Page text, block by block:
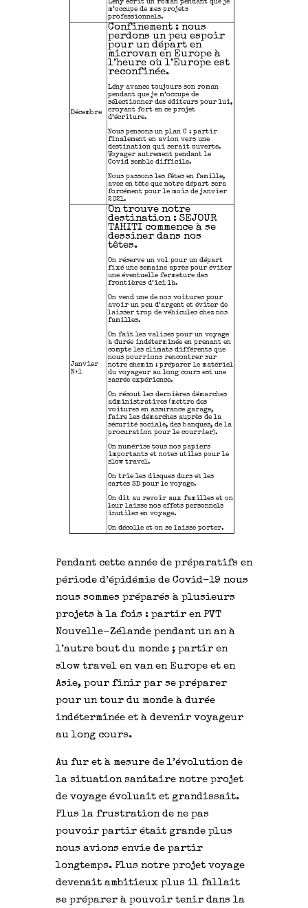
Lény écrit un roman pendant que je
m’occupe de mes projets
professionnels.
Décembre
Confinement : nous
perdons un peu espoir
pour un départ en
microvan en Europe à
l’heure où l’Europe est
reconfinée.
Lény avance toujours son roman
pendant que je m’occupe de
sélectionner des éditeurs pour lui,
croyant fort en ce projet
d’écriture.
Nous pensons un plan C : partir
finalement en avion vers une
destination qui serait ouverte.
Voyager autrement pendant le
Covid semble difficile.
Nous passons les fêtes en famille,
avec en tête que notre départ sera
forcément pour le mois de janvier
2021.
Janvier
N+1
On trouve notre
destination : SEJOUR
TAHITI commence à se
dessiner dans nos
têtes.
On réserve un vol pour un départ
fixé une semaine après pour éviter
une éventuelle fermeture des
frontières d’ici là.
On vend une de nos voitures pour
avoir un peu d’argent et éviter de
laisser trop de véhicules chez nos
familles.
On fait les valises pour un voyage
à durée indéterminée en prenant en
compte les climats différents que
nous pourrions rencontrer sur
notre chemin : préparer le matériel
du voyageur au long cours est une
sacrée expérience.
On résout les dernières démarches
administratives (mettre des
voitures en assurance garage,
faire les démarches auprès de la
sécurité sociale, des banques, de la
procuration pour le courrier).
On numérise tous nos papiers
importants et notes utiles pour le
slow travel.
On trie les disques durs et les
cartes SD pour le voyage.
On dit au revoir aux familles et on
leur laisse nos effets personnels
inutiles en voyage.
On décolle et on se laisse porter.
Pendant cette année de préparatifs en
période d’épidémie de Covid-19 nous
nous sommes préparés à plusieurs
projets à la fois : partir en PVT
Nouvelle-Zélande pendant un an à
l’autre bout du monde ; partir en
slow travel en van en Europe et en
Asie, pour finir par se préparer
pour un tour du monde à durée
indéterminée et à devenir voyageur
au long cours.
Au fur et à mesure de l’évolution de
la situation sanitaire notre projet
de voyage évoluait et grandissait.
Plus la frustration de ne pas
pouvoir partir était grande plus
nous avions envie de partir
longtemps. Plus notre projet voyage
devenait ambitieux plus il fallait
se préparer à pouvoir tenir dans la